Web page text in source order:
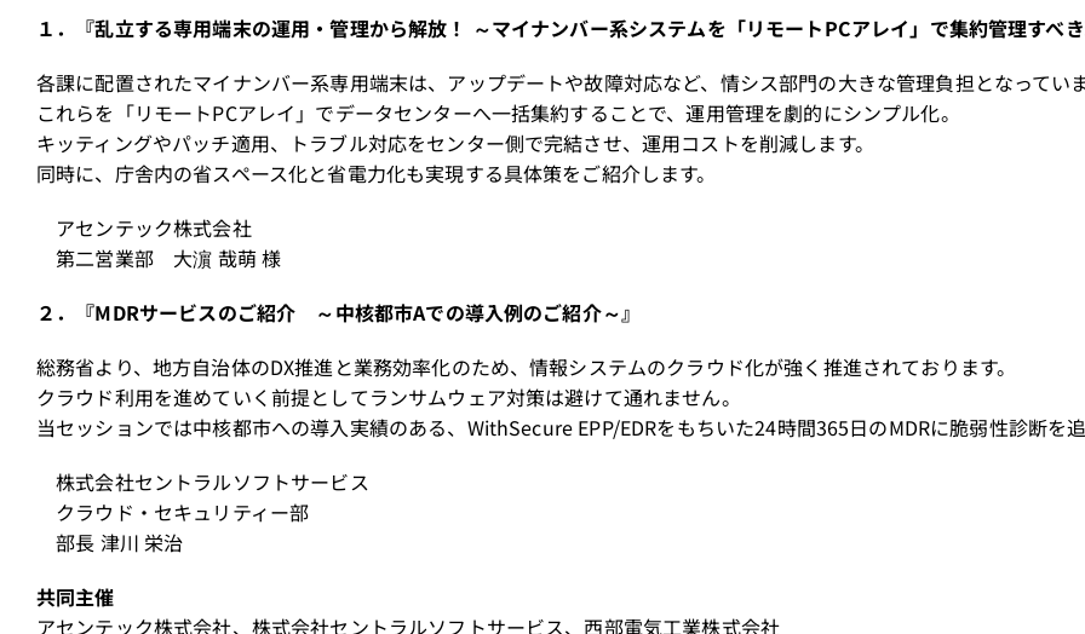
１．『乱立する専用端末の運用・管理から解放！ ～マイナンバー系システムを「リモートPCアレイ」で集約管理すべき
各課に配置されたマイナンバー系専用端末は、アップデートや故障対応など、情シス部門の大きな管理負担となっていま
これらを「リモートPCアレイ」でデータセンターへ一括集約することで、運用管理を劇的にシンプル化。
キッティングやパッチ適用、トラブル対応をセンター側で完結させ、運用コストを削減します。
同時に、庁舎内の省スペース化と省電力化も実現する具体策をご紹介します。
アセンテック株式会社
第二営業部 大濵 哉萌 様
２．『MDRサービスのご紹介 ～中核都市Aでの導入例のご紹介～』
総務省より、地方自治体のDX推進と業務効率化のため、情報システムのクラウド化が強く推進されております。
クラウド利用を進めていく前提としてランサムウェア対策は避けて通れません。
当セッションでは中核都市への導入実績のある、WithSecure EPP/EDRをもちいた24時間365日のMDRに脆弱性診断を
株式会社セントラルソフトサービス
クラウド・セキュリティー部
部長 津川 栄治
共同主催
アセンテック株式会社、株式会社セントラルソフトサービス、西部電気工業株式会社